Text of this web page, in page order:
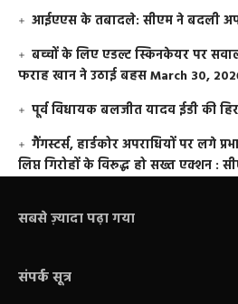
आईएएस के तबादले: सीएम ने बदली
बच्चों के लिए एडल्ट स्किनकेयर पर
फराह खान ने उठाई बहसMarch 30,
पूर्व विधायक बलजीत यादव ईडी की
गैंगस्टर्स, हार्डकोर अपराधियों पर लगे
लिप्त गिरोहों के विरूद्ध हो सख्त एक्शन :
सबसे ज़्यादा पढ़ा गया
संपर्क सूत्र